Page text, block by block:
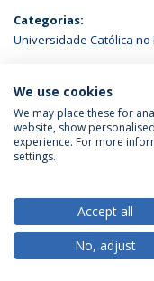
Categorias:
Universidade Católica no
ÚLTIMAS NOTÍCIAS
Política de
© 2026
We use cookies
We may place these for
website, show
experience. For more
settings.
Accept all
No, adjust